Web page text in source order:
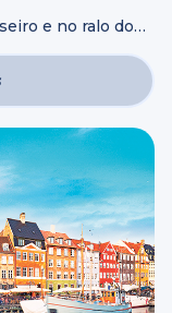
e no ralo do
essa queda ...